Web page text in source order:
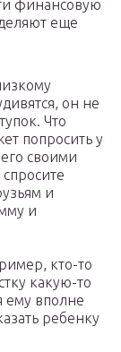
финансовую
еще
он не
Что
попросить у
своими
и
и
кто-то
какую-то
ему вполне
ребенку